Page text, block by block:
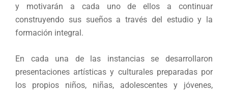
y motivarán a cada uno de ellos a continuar
construyendo sus sueños a través del estudio y la
formación integral.
En cada una de las instancias se desarrollaron
presentaciones artísticas y culturales preparadas por
los propios niños, niñas, adolescentes y jóvenes,